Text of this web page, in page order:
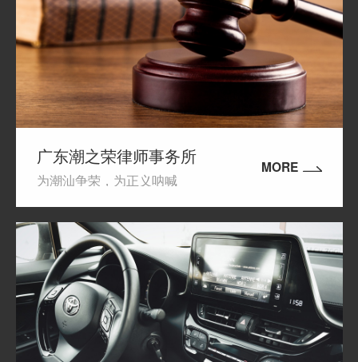
广东潮之荣律师事务所
为潮汕争荣，为正义呐喊
MORE